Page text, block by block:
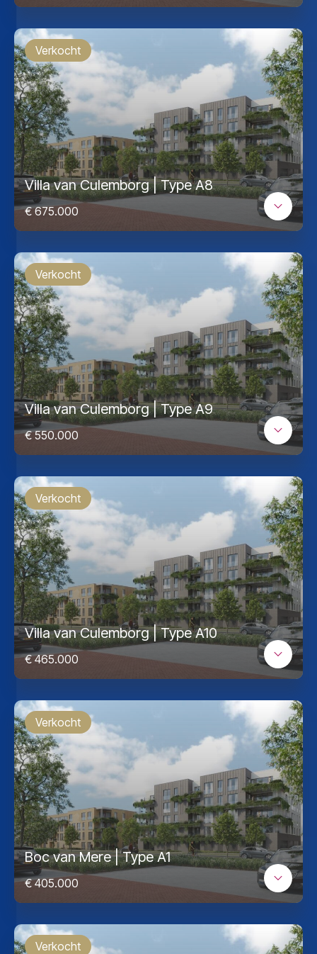
Verkocht
Villa van Culemborg | Type A8
€ 675.000
Verkocht
Villa van Culemborg | Type A9
€ 550.000
Verkocht
Villa van Culemborg | Type A10
€ 465.000
Verkocht
Boc van Mere | Type A1
€ 405.000
Verkocht